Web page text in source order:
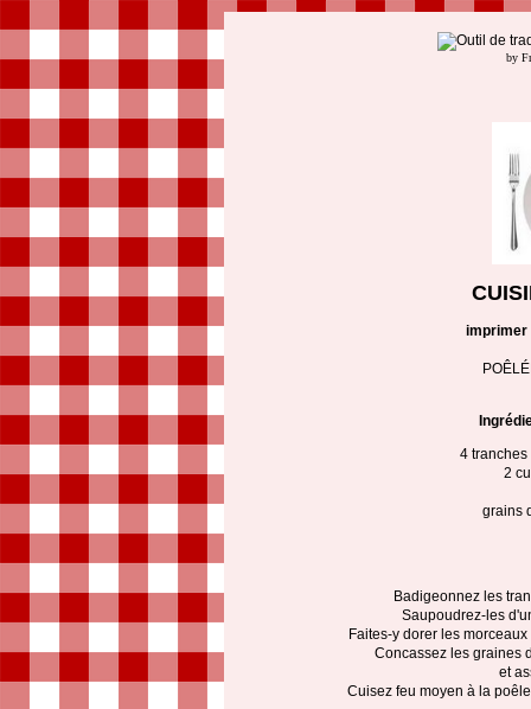
by
imprimer
4
2
grains
Badigeonnez les
Saupoudrez-les
Faites-y dorer les
Concassez les graines
et
Cuisez feu moyen à la